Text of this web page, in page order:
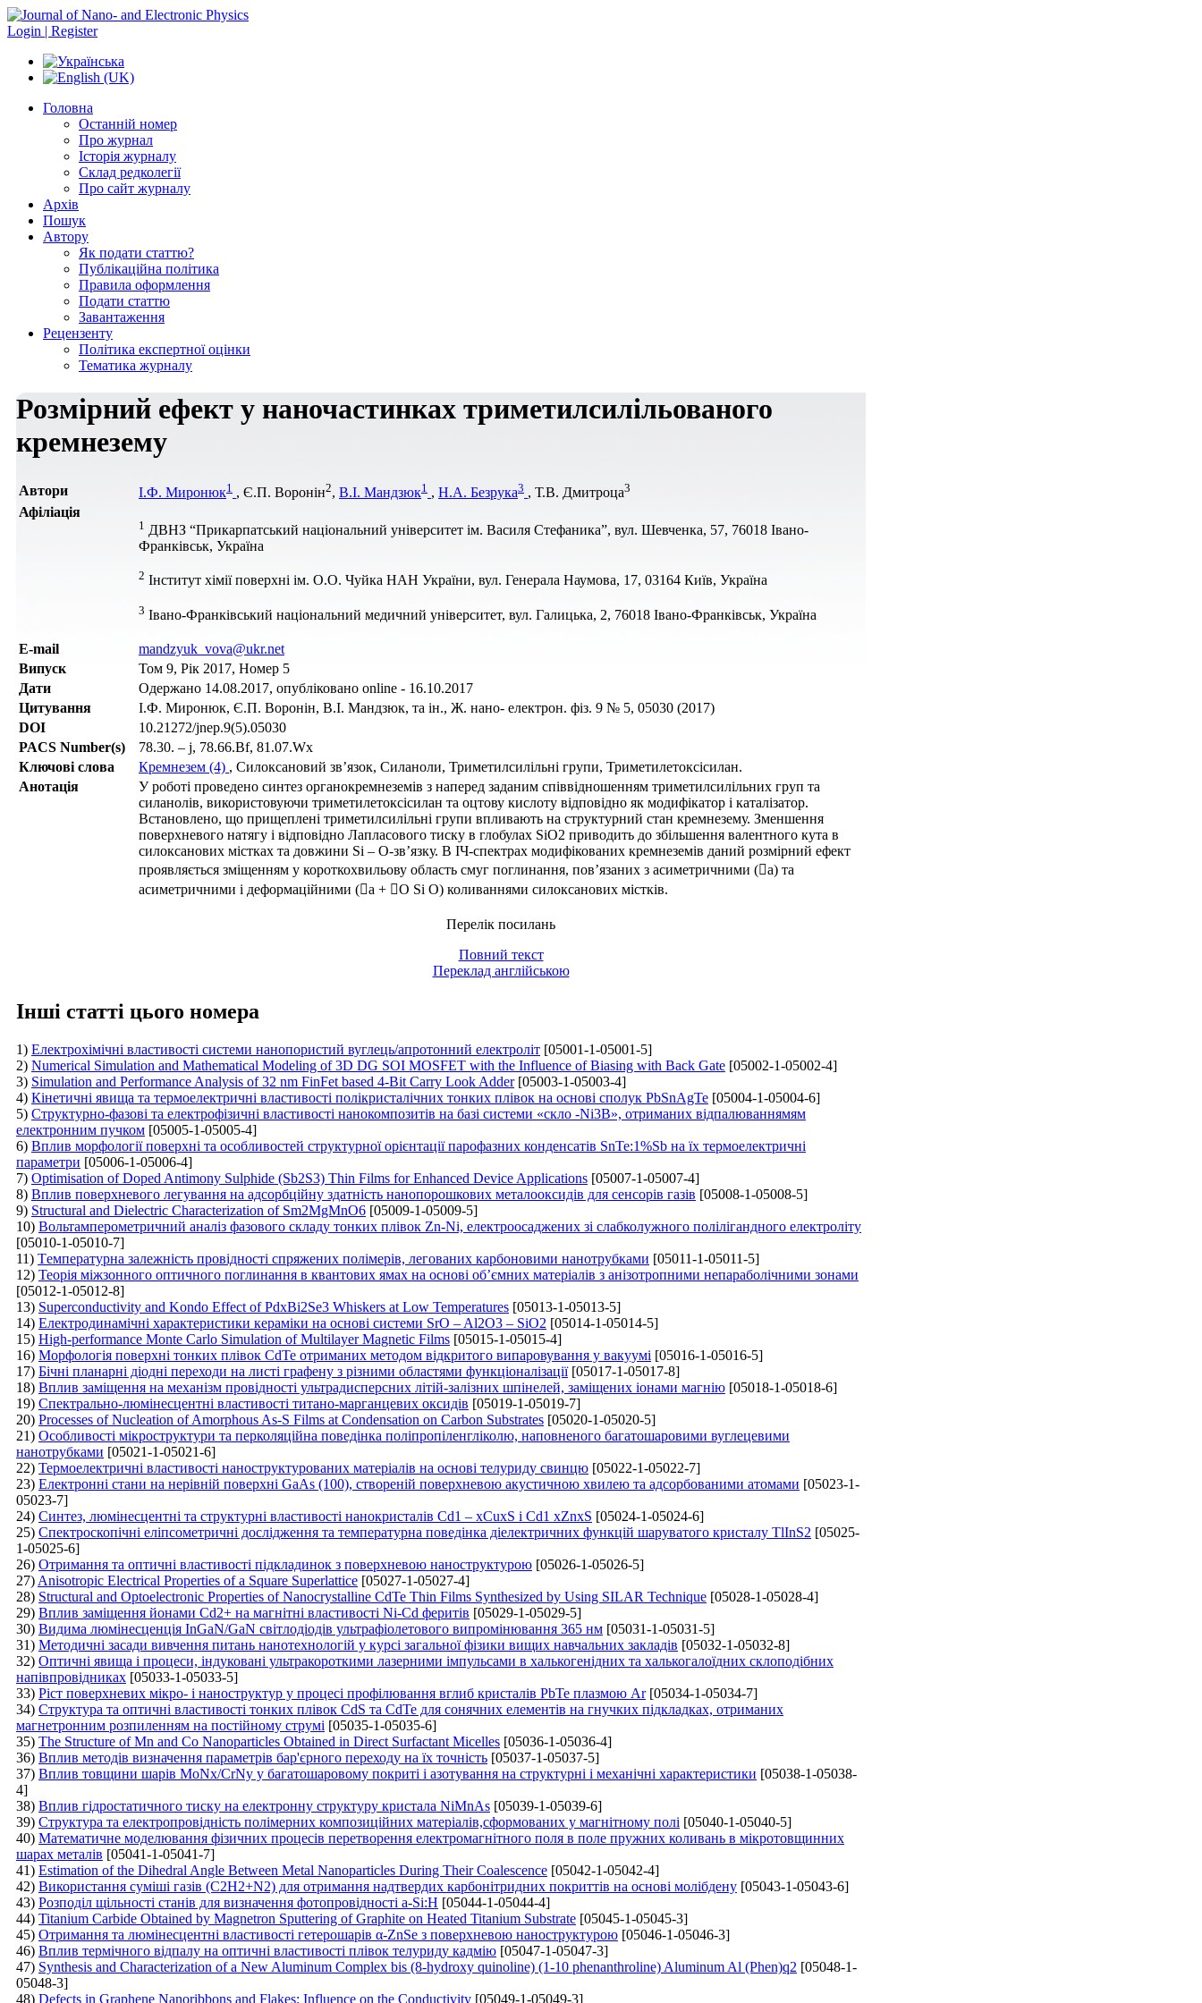
Login | Register
Головна
Останній номер
Про журнал
Історія журналу
Склад редколегії
Про сайт журналу
Архів
Пошук
Автору
Як подати статтю?
Публікаційна політика
Правила оформлення
Подати статтю
Завантаження
Рецензенту
Політика експертної оцінки
Тематика журналу
Розмірний ефект у наночастинках триметилсилільованого
кремнезему
Автори І.Ф. Миронюк1 , Є.П. Воронін2, В.І. Мандзюк1 , Н.А. Безрука3 , Т.В. Дмитроца3
Афіліація
1 ДВНЗ “Прикарпатський національний університет ім. Василя Стефаника”, вул. Шевченка, 57, 76018 Івано-
Франківськ, Україна
2 Інститут хімії поверхні ім. О.О. Чуйка НAН України, вул. Генерала Наумова, 17, 03164 Київ, Україна
3 Івано-Франківський національний медичний університет, вул. Галицька, 2, 76018 Івано-Франківськ, Україна
Е-mail
mandzyuk_vova@ukr.net
Випуск
Том 9, Рік 2017, Номер 5
Дати
Одержано 14.08.2017, опубліковано online - 16.10.2017
Цитування
І.Ф. Миронюк, Є.П. Воронін, В.І. Мандзюк, та ін., Ж. нано- електрон. фіз. 9 № 5, 05030 (2017)
DOI
10.21272/jnep.9(5).05030
PACS Number(s)
78.30. – j, 78.66.Bf, 81.07.Wx
Ключові слова
Кремнезем (4) , Силоксановий зв’язок, Силаноли, Триметилсилільні групи, Триметилетоксісилан.
Анотація
У роботі проведено синтез органокремнеземів з наперед заданим співвідношенням триметилсилільних груп та
силанолів, використовуючи триметилетоксісилан та оцтову кислоту відповідно як модифікатор і каталізатор.
Встановлено, що прищеплені триметилсилільні групи впливають на структурний стан кремнезему. Зменшення
поверхневого натягу і відповідно Лапласового тиску в глобулах SiO2 приводить до збільшення валентного кута в
силоксанових містках та довжини Si – O-зв’язку. В ІЧ-спектрах модифікованих кремнеземів даний розмірний ефект
проявляється зміщенням у короткохвильову область смуг поглинання, пов’язаних з асиметричними (a) та
асиметричними і деформаційними (a + O Si O) коливаннями силоксанових містків.
Перелік посилань
Повний текст
Переклад англійською
Інші статті цього номера
1) Електрохімічні властивості системи нанопористий вуглець/апротонний електроліт [05001-1-05001-5]
2) Numerical Simulation and Mathematical Modeling of 3D DG SOI MOSFET with the Influence of Biasing with Back Gate [05002-1-05002-4]
3) Simulation and Performance Analysis of 32 nm FinFet based 4-Bit Carry Look Adder[05003-1-05003-4]
4) Кінетичні явища та термоелектричні властивості полікристалічних тонких плівок на основі сполук PbSnAgTe [05004-1-05004-6]
5) Структурно-фазові та електрофізичні властивості нанокомпозитів на базі системи «скло -Ni3B», отриманих відпалюваннямям
електронним пучком [05005-1-05005-4]
6) Вплив морфології поверхні та особливостей структурної орієнтації парофазних конденсатів SnTe:1%Sb на їх термоелектричні
параметри [05006-1-05006-4]
7) Optimisation of Doped Antimony Sulphide (Sb2S3) Thin Films for Enhanced Device Applications [05007-1-05007-4]
8) Вплив поверхневого легування на адсорбційну здатність нанопорошкових металооксидів для сенсорів газів [05008-1-05008-5]
9) Structural and Dielectric Characterization of Sm2MgMnO6 [05009-1-05009-5]
10) Вольтамперометричний аналіз фазового складу тонких плівок Zn-Ni, електроосаджених зі слабколужного полілігандного електроліту
[05010-1-05010-7]
11) Tемпературна залежність провідності спряжених полімерів, легованих карбоновими нанотрубками [05011-1-05011-5]
12) Теорія міжзонного оптичного поглинання в квантових ямах на основі об’ємних матеріалів з анізотропними непараболічними зонами
[05012-1-05012-8]
13) Superconductivity and Kondo Effect of PdxBi2Se3 Whiskers at Low Temperatures [05013-1-05013-5]
14) Електродинамічні характеристики кераміки на основі системи SrO – Al2O3 – SiO2 [05014-1-05014-5]
15) High-performance Monte Carlo Simulation of Multilayer Magnetic Films [05015-1-05015-4]
16) Морфологія поверхні тонких плівок CdTe отриманих методом відкритого випаровування у вакуумі [05016-1-05016-5]
17) Бічні планарні діодні переходи на листі графену з різними областями функціоналізації[05017-1-05017-8]
18) Вплив заміщення на механізм провідності ультрадисперсних літій-залізних шпінелей, заміщених іонами магнію [05018-1-05018-6]
19) Спектрально-люмінесцентні властивості титано-марганцевих оксидів [05019-1-05019-7]
20) Processes of Nucleation of Amorphous As-S Films at Condensation on Carbon Substrates [05020-1-05020-5]
21) Особливості мікроструктури та перколяційна поведінка поліпропіленгліколю, наповненого багатошаровими вуглецевими
нанотрубками [05021-1-05021-6]
22) Термоелектричні властивості наноструктурованих матеріалів на основі телуриду свинцю [05022-1-05022-7]
23) Електронні стани на нерівній поверхні GaAs (100), створеній поверхневою акустичною хвилею та адсорбованими атомами [05023-1-
05023-7]
24) Синтез, люмінесцентні та структурні властивості нанокристалів Cd1 – xCuxS і Cd1 xZnxS [05024-1-05024-6]
25) Спектроскопічні еліпсометричні дослідження та температурна поведінка діелектричних функцій шаруватого кристалу TlInS2 [05025-
1-05025-6]
26) Отримання та оптичні властивості підкладинок з поверхневою наноструктурою [05026-1-05026-5]
27) Anisotropic Electrical Properties of a Square Superlattice [05027-1-05027-4]
28) Structural and Optoelectronic Properties of Nanocrystalline CdTe Thin Films Synthesized by Using SILAR Technique [05028-1-05028-4]
29) Вплив заміщення йонами Cd2+ на магнітні властивості Ni-Cd феритів [05029-1-05029-5]
30) Видима люмінесценція ІnGaN/GaN cвітлодіодів ультрафіолетового випромінювання 365 нм [05031-1-05031-5]
31) Методичні засади вивчення питань нанотехнологій у курсі загальної фізики вищих навчальних закладів [05032-1-05032-8]
32) Оптичні явища і процеси, індуковані ультракороткими лазерними імпульсами в халькогенідних та халькогалоїдних склоподібних
напівпровідниках [05033-1-05033-5]
33) Ріст поверхневих мікро- і наноструктур у процесі профілювання вглиб кристалів PbTe плазмою Ar[05034-1-05034-7]
34) Структура та оптичні властивості тонких плівок CdS та CdTe для сонячних елементів на гнучких підкладках, отриманих
магнетронним розпиленням на постійному струмі [05035-1-05035-6]
35) The Structure of Mn and Co Nanoparticles Obtained in Direct Surfactant Micelles [05036-1-05036-4]
36) Вплив методів визначення параметрів бар'єрного переходу на їх точність [05037-1-05037-5]
37) Вплив товщини шарів MoNх/CrNy у багатошаровому покриті і азотування на структурні і механічні характеристики [05038-1-05038-
4]
38) Вплив гідростатичного тиску на електронну структуру кристала NiMnAs [05039-1-05039-6]
39) Структура та електропровідність полімерних композиційних матеріалів,сформованих у магнітному полі [05040-1-05040-5]
40) Математичне моделювання фізичних процесів перетворення електромагнітного поля в поле пружних коливань в мікротовщинних
шарах металів [05041-1-05041-7]
41) Estimation of the Dihedral Angle Between Metal Nanoparticles During Their Coalescence [05042-1-05042-4]
42) Використання суміші газів (C2H2+N2) для отримання надтвердих карбонітридних покриттів на основі молібдену [05043-1-05043-6]
43) Розподіл щільності станів для визначення фотопровідності a-Si:H [05044-1-05044-4]
44) Titanium Carbide Obtained by Magnetron Sputtering of Graphite on Heated Titanium Substrate [05045-1-05045-3]
45) Отримання та люмінесцентні властивості гетерошарів α-ZnSe з поверхневою наноструктурою [05046-1-05046-3]
46) Вплив термічного відпалу на оптичні властивості плівок телуриду кадмію [05047-1-05047-3]
47) Synthesis and Characterization of a New Aluminum Complex bis (8-hydroxy quinoline) (1-10 phenanthroline) Aluminum Al (Phen)q2 [05048-1-
05048-3]
48) Defects in Graphene Nanoribbons and Flakes: Influence on the Conductivity [05049-1-05049-3]